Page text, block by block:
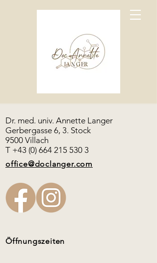
Dr. med. univ. Annette Langer
Gerbergasse 6, 3. Stock
9500 Villach
T +43 (0) 664 215 530 3
office@doclanger.com
Öffnungszeiten